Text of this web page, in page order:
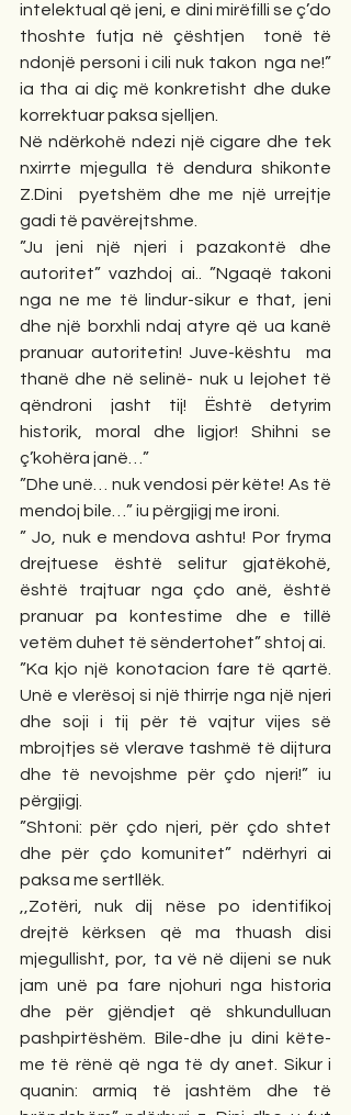
intelektual që jeni, e dini mirëfilli se ç’do
thoshte futja në çështjen  tonë të
ndonjë personi i cili nuk takon  nga ne!”
ia tha ai diç më konkretisht dhe duke
korrektuar paksa sjelljen.
Në ndërkohë ndezi një cigare dhe tek
nxirrte mjegulla të dendura shikonte
Z.Dini  pyetshëm dhe me një urrejtje
gadi të pavërejtshme.
”Ju jeni një njeri i pazakontë dhe
autoritet” vazhdoj ai.. ”Ngaqë takoni
nga ne me të lindur-sikur e that, jeni
dhe një borxhli ndaj atyre që ua kanë
pranuar autoritetin! Juve-kështu  ma
thanë dhe në selinë- nuk u lejohet të
qëndroni jasht tij! Është detyrim
historik, moral dhe ligjor! Shihni se
ç’kohëra janë…”
”Dhe unë… nuk vendosi për këte! As të
mendoj bile…” iu përgjigj me ironi.
” Jo, nuk e mendova ashtu! Por fryma
drejtuese është selitur gjatëkohë,
është trajtuar nga çdo anë, është
pranuar pa kontestime dhe e tillë
vetëm duhet të sëndertohet” shtoj ai.
”Ka kjo një konotacion fare të qartë.
Unë e vlerësoj si një thirrje nga një njeri
dhe soji i tij për të vajtur vijes së
mbrojtjes së vlerave tashmë të dijtura
dhe të nevojshme për çdo njeri!” iu
përgjigj.
”Shtoni: për çdo njeri, për çdo shtet
dhe për çdo komunitet” ndërhyri ai
paksa me sertllëk.
,,Zotëri, nuk dij nëse po identifikoj
drejtë kërksen që ma thuash disi
mjegullisht, por, ta vë në dijeni se nuk
jam unë pa fare njohuri nga historia
dhe për gjëndjet që shkundulluan
pashpirtëshëm. Bile-dhe ju dini këte-
me të rënë që nga të dy anet. Sikur i
quanin: armiq të jashtëm dhe të